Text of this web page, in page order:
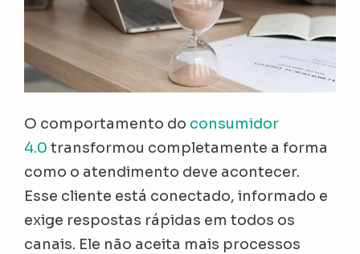
O comportamento do consumidor
4.0 transformou completamente a forma
como o atendimento deve acontecer.
Esse cliente está conectado, informado e
exige respostas rápidas em todos os
canais. Ele não aceita mais processos